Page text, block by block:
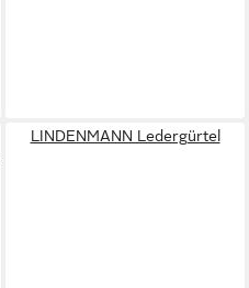
LINDENMANN Ledergürtel